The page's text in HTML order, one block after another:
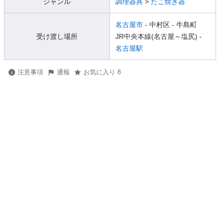
受け渡し場所
名古屋市 - 中村区 - 牛島町
JR中央本線(名古屋～塩尻) -
名古屋駅
注意事項 通報 お気に入り 8